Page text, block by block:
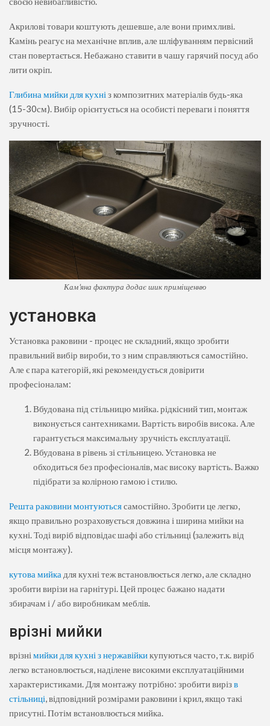
Акрилові товари коштують дешевше, але вони примхливі.
Камінь реагує на механічне вплив, але шліфуванням первісний
стан повертається. Небажано ставити в чашу гарячий посуд або
лити окріп.
Глибина мийки для кухні з композитних матеріалів будь-яка
(15-30см). Вибір орієнтується на особисті переваги і поняття
зручності.
Кам'яна фактура додає шик приміщенню
установка
Установка раковини - процес не складний, якщо зробити
правильний вибір вироби, то з ним справляються самостійно.
Але є пара категорій, які рекомендується довірити
професіоналам:
Вбудована під стільницю мийка. рідкісний тип, монтаж
виконується сантехниками. Вартість виробів висока. Але
гарантується максимальну зручність експлуатації.
Вбудована в рівень зі стільницею. Установка не
обходиться без професіоналів, має високу вартість. Важко
підібрати за колірною гамою і стилю.
Решта раковини монтуютьсясамостійно. Зробити це легко,
якщо правильно розраховується довжина і ширина мийки на
кухні. Тоді виріб відповідає шафі або стільниці (залежить від
місця монтажу).
кутова мийка для кухні теж встановлюється легко, але складно
зробити вирізи на гарнітурі. Цей процес бажано надати
збирачам і / або виробникам меблів.
врізні мийки
врізні мийки для кухні з нержавійкикупуються часто, т.к. виріб
легко встановлюється, наділене високими експлуатаційними
характеристиками. Для монтажу потрібно: зробити вирізв
стільниці, відповідний розмірами раковини і крил, якщо такі
присутні. Потім встановлюється мийка.